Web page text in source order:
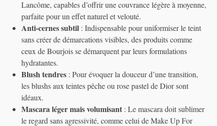
Lancôme, capables d’offrir une couvrance légère à moyenne,
parfaite pour un effet naturel et velouté.
Anti-cernes subtil : Indispensable pour uniformiser le teint
sans créer de démarcations visibles, des produits comme
ceux de Bourjois se démarquent par leurs formulations
hydratantes.
Blush tendres : Pour évoquer la douceur d’une transition,
les blushs aux teintes pêche ou rose pastel de Dior sont
idéaux.
Mascara léger mais volumisant : Le mascara doit sublimer
le regard sans agressivité, comme celui de Make Up For